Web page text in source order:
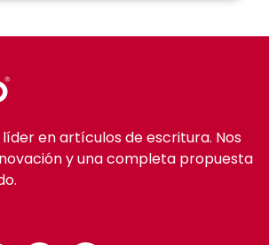
en artículos de escritura. Nos
y una completa propuesta